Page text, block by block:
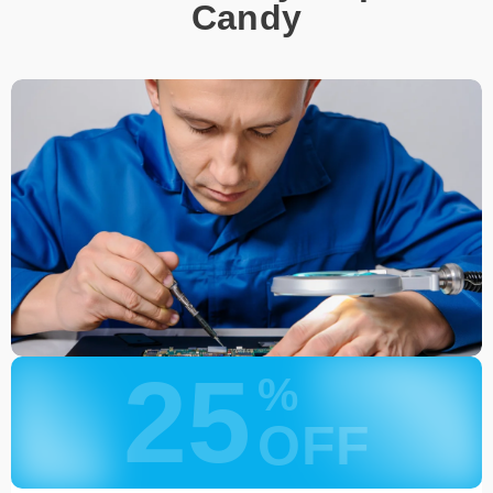
запросить обратный звонок через Форму заявки
Привезти устройство в ближайший центр или
передать аппарат курьеру службы доставки,
дождаться результатов диагностики и принять
решение.
Дождаться оповещения о готовности и забрать
устройство самостоятельно или воспользоваться
курьерской доставкой.
При необходимости клиент может воспользоваться услугой
вызова мастера для проведения диагностики и ремонта в
желаемом месте и удобное время.
Какие предоставляются
гарантии
Каждому клиенту предоставляется гарантия сервиса, которая
распространяется на все виды ремонта, а также на все
используемые запчасти. Гарантия включает в себя срочную
обработку гарантийных случаев и постгарантийное обслуживание.
Candy
25 %
OFF